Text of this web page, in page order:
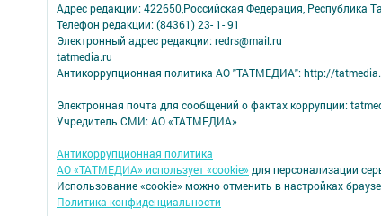
Адрес редакции: 422650,Российская Федерация, Республика
Телефон редакции: (84361) 23- 1- 91
Электронный адрес редакции: redrs@mail.ru
tatmedia.ru
Антикоррупционная политика АО "ТАТМЕДИА": http://
Электронная почта для сообщений о фактах коррупции:
Учредитель СМИ: АО «ТАТМЕДИА»
Антикоррупционная политика
АО «ТАТМЕДИА» использует «cookie» для персонализации
Использование «cookie» можно отменить в настройках
Политика конфиденциальности